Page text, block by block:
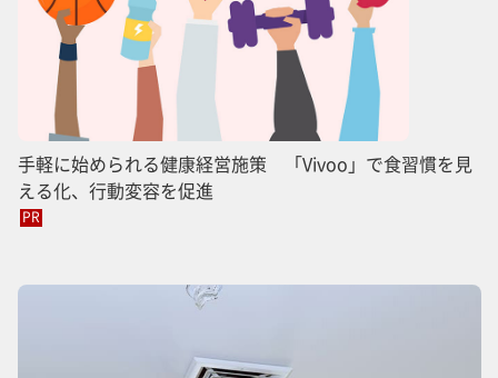
手軽に始められる健康経営施策 「Vivoo」で食習慣を見
える化、行動変容を促進
PR